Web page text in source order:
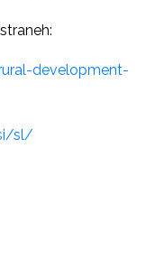
development-
sl/